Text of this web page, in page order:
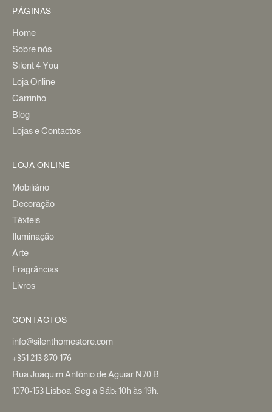
PÁGINAS
Home
Sobre nós
Silent 4 You
Loja Online
Carrinho
Blog
Lojas e Contactos
LOJA ONLINE
Mobiliário
Decoração
Têxteis
Iluminação
Arte
Fragrâncias
Livros
CONTACTOS
info@silenthomestore.com
+351 213 870 176
Rua Joaquim António de Aguiar N70 B
1070-153 Lisboa. Seg a Sáb: 10h às 19h.